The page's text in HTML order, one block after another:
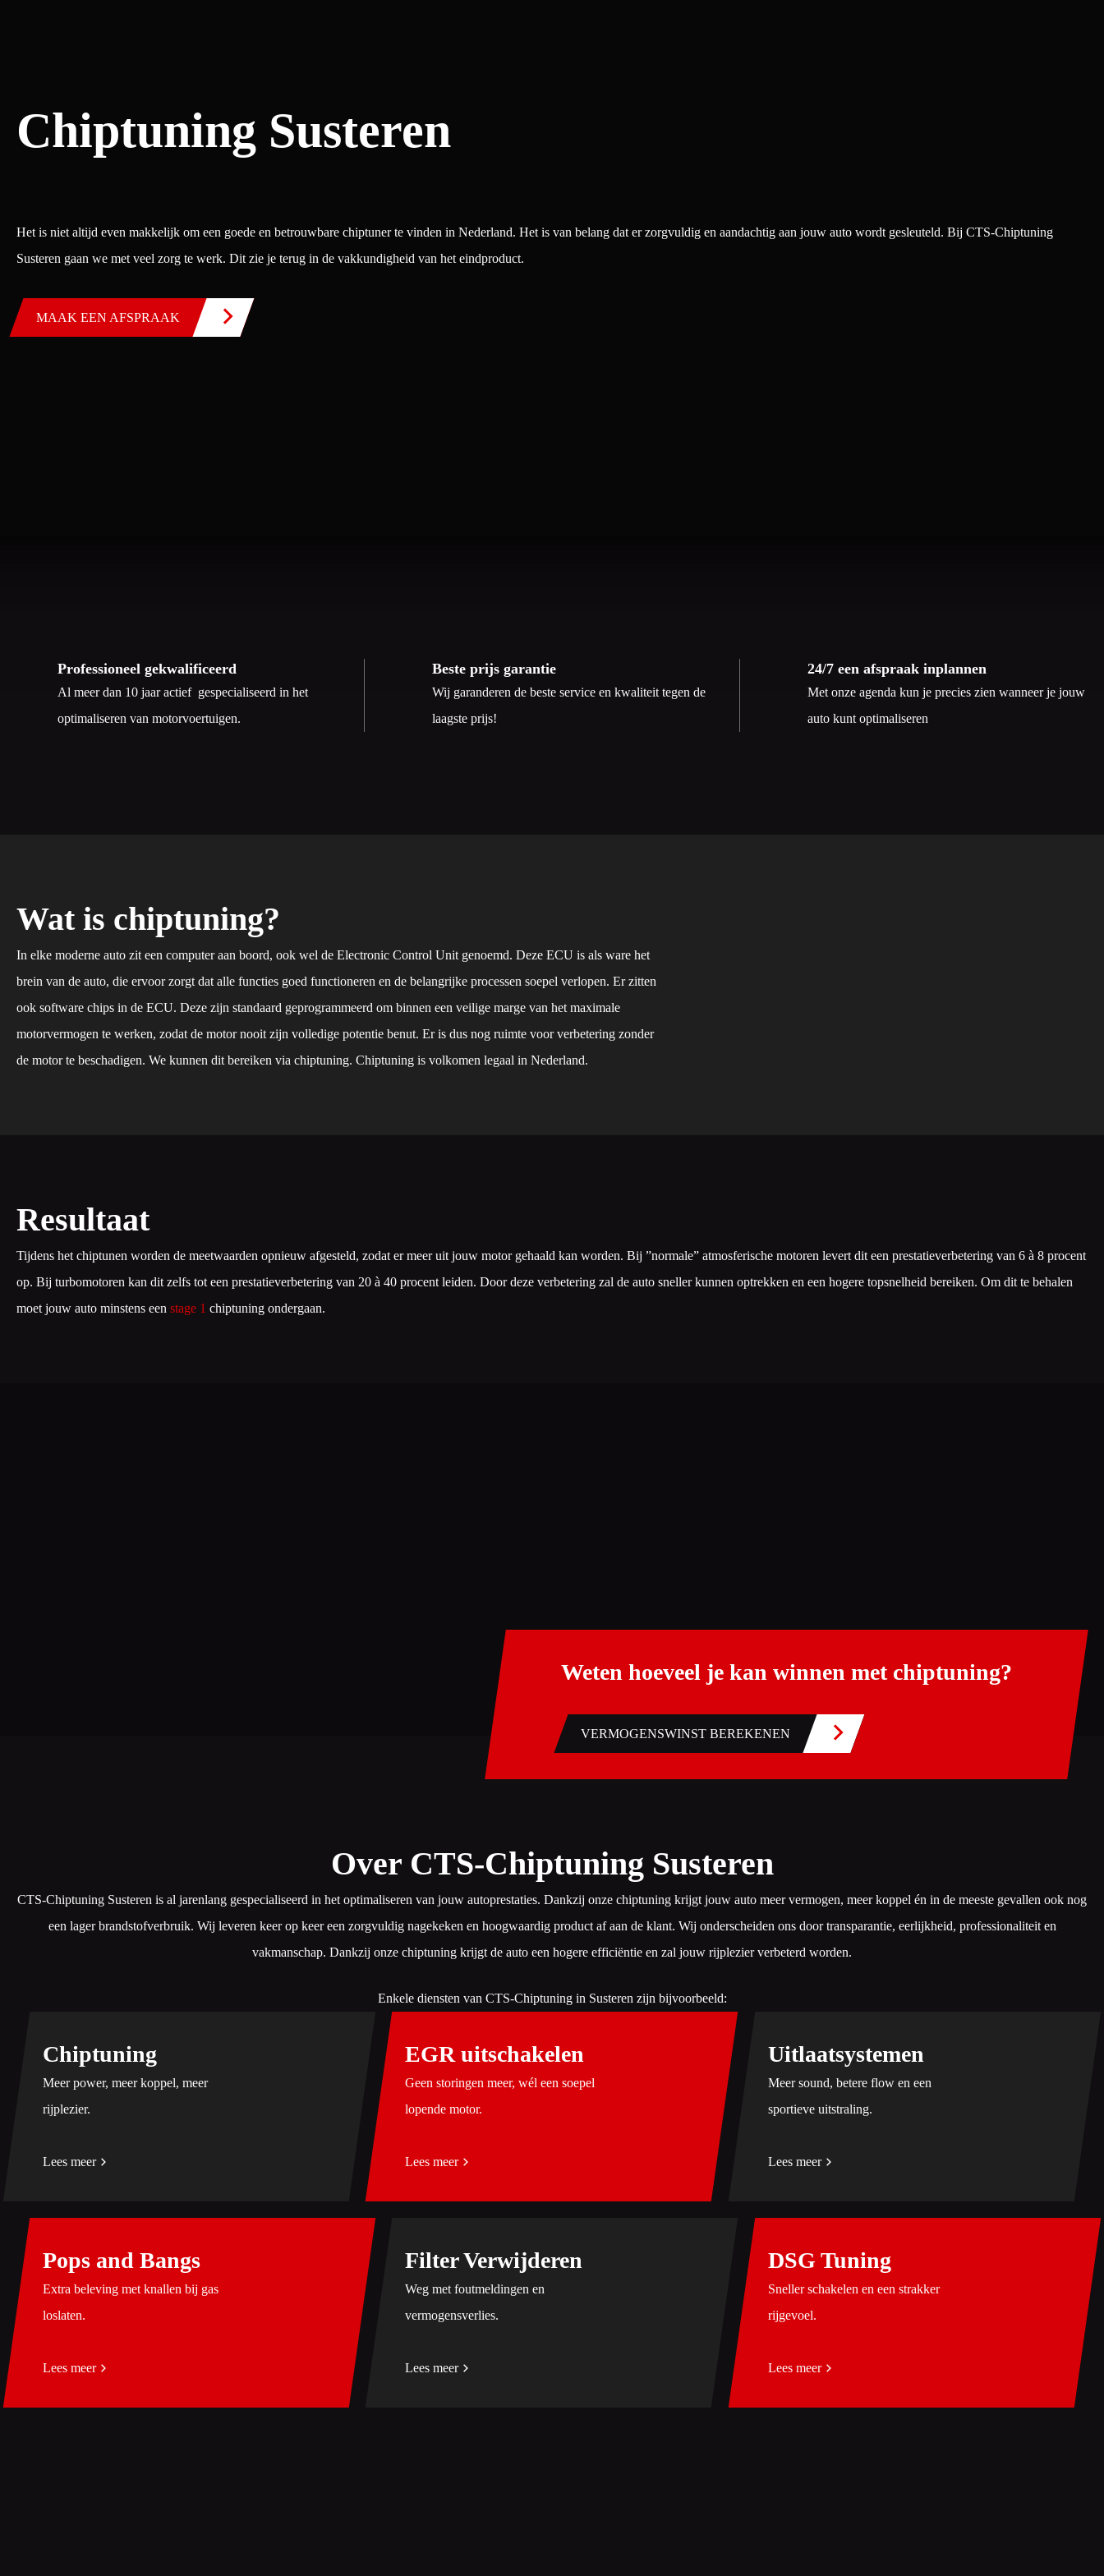
Chiptuning Susteren
Het is niet altijd even makkelijk om een goede en betrouwbare chiptuner te vinden in Nederland. Het is van belang dat er zorgvuldig en aandachtig aan jouw auto wordt gesleuteld. Bij CTS-Chiptuning
Susteren gaan we met veel zorg te werk. Dit zie je terug in de vakkundigheid van het eindproduct.
MAAK EEN AFSPRAAK
Professioneel gekwalificeerd
Al meer dan 10 jaar actief gespecialiseerd in het
optimaliseren van motorvoertuigen.
Beste prijs garantie
Wij garanderen de beste service en kwaliteit tegen de
laagste prijs!
24/7 een afspraak inplannen
Met onze agenda kun je precies zien wanneer je jouw
auto kunt optimaliseren
Wat is chiptuning?
In elke moderne auto zit een computer aan boord, ook wel de Electronic Control Unit genoemd. Deze ECU is als ware het
brein van de auto, die ervoor zorgt dat alle functies goed functioneren en de belangrijke processen soepel verlopen. Er zitten
ook software chips in de ECU. Deze zijn standaard geprogrammeerd om binnen een veilige marge van het maximale
motorvermogen te werken, zodat de motor nooit zijn volledige potentie benut. Er is dus nog ruimte voor verbetering zonder
de motor te beschadigen. We kunnen dit bereiken via chiptuning. Chiptuning is volkomen legaal in Nederland.
Resultaat
Tijdens het chiptunen worden de meetwaarden opnieuw afgesteld, zodat er meer uit jouw motor gehaald kan worden. Bij ”normale” atmosferische motoren levert dit een prestatieverbetering van 6 à 8 procent
op. Bij turbomotoren kan dit zelfs tot een prestatieverbetering van 20 à 40 procent leiden. Door deze verbetering zal de auto sneller kunnen optrekken en een hogere topsnelheid bereiken. Om dit te behalen
moet jouw auto minstens een stage 1 chiptuning ondergaan.
Weten hoeveel je kan winnen met chiptuning?
VERMOGENSWINST BEREKENEN
Over CTS-Chiptuning Susteren
CTS-Chiptuning Susteren is al jarenlang gespecialiseerd in het optimaliseren van jouw autoprestaties. Dankzij onze chiptuning krijgt jouw auto meer vermogen, meer koppel én in de meeste gevallen ook nog
een lager brandstofverbruik. Wij leveren keer op keer een zorgvuldig nagekeken en hoogwaardig product af aan de klant. Wij onderscheiden ons door transparantie, eerlijkheid, professionaliteit en
vakmanschap. Dankzij onze chiptuning krijgt de auto een hogere efficiëntie en zal jouw rijplezier verbeterd worden.
Enkele diensten van CTS-Chiptuning in Susteren zijn bijvoorbeeld:
Chiptuning
Meer power, meer koppel, meer
rijplezier.
Lees meer
EGR uitschakelen
Geen storingen meer, wél een soepel
lopende motor.
Lees meer
Uitlaatsystemen
Meer sound, betere flow en een
sportieve uitstraling.
Lees meer
Pops and Bangs
Extra beleving met knallen bij gas
loslaten.
Lees meer
Filter Verwijderen
Weg met foutmeldingen en
vermogensverlies.
Lees meer
DSG Tuning
Sneller schakelen en een strakker
rijgevoel.
Lees meer